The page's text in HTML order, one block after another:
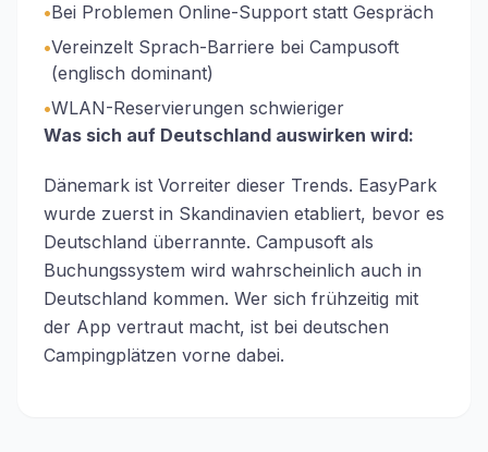
•Bei Problemen Online-Support statt Gespräch
•Vereinzelt Sprach-Barriere bei Campusoft
(englisch dominant)
•WLAN-Reservierungen schwieriger
Was sich auf Deutschland auswirken wird:
Dänemark ist Vorreiter dieser Trends. EasyPark
wurde zuerst in Skandinavien etabliert, bevor es
Deutschland überrannte. Campusoft als
Buchungssystem wird wahrscheinlich auch in
Deutschland kommen. Wer sich frühzeitig mit
der App vertraut macht, ist bei deutschen
Campingplätzen vorne dabei.